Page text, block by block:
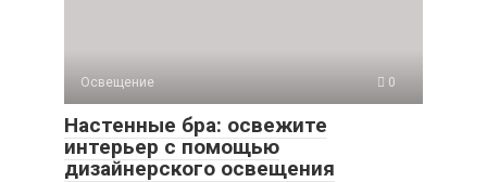
Освещение 0
Настенные бра: освежите
интерьер с помощью
дизайнерского освещения